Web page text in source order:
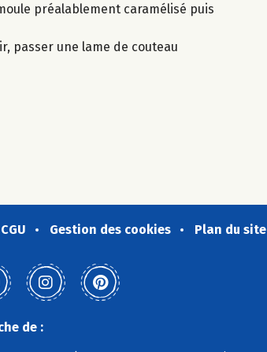
préalablement caramélisé puis
passer une lame de couteau
CGU Gestion des cookies Plan du site
de :